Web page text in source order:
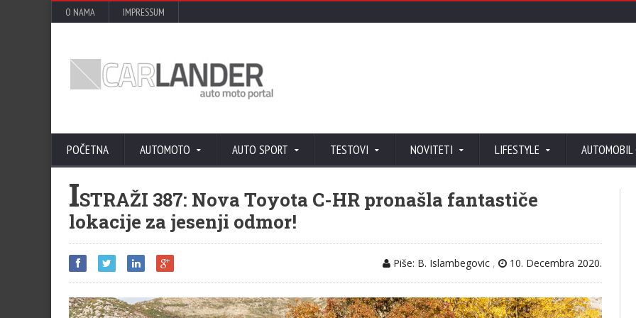
O NAMA IMPRESSUM
POČETNA AUTOMOTO AUTO SPORT TESTOVI NOVITETI LIFESTYLE AUTOMOBIL
ISTRAŽI 387: Nova Toyota C-HR pronašla fantastiče
lokacije za jesenji odmor!
Piše: B. Islambegovic , 10. Decembra 2020.